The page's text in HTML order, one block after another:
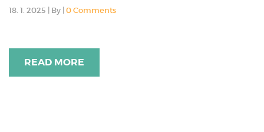
18. 1. 2025 | By | 0 Comments
READ MORE